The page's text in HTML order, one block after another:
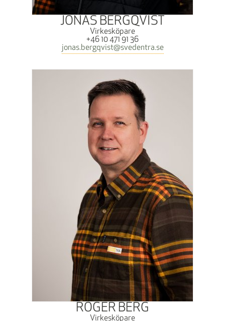
JONAS BERGQVIST
Virkesköpare
+46 10 471 91 36
jonas.bergqvist@svedentra.se
ROGER BERG
Virkesköpare